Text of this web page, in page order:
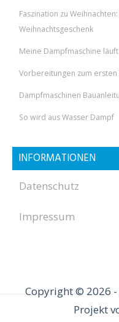
Faszination zu
Weihnachtsgeschenk
Meine Dampfmaschine
Vorbereitungen zum
Dampfmaschinen
So wird aus Wasser Dampf
INFORMATIONEN
Datenschutz
Impressum
Copyright © 2026
Projekt